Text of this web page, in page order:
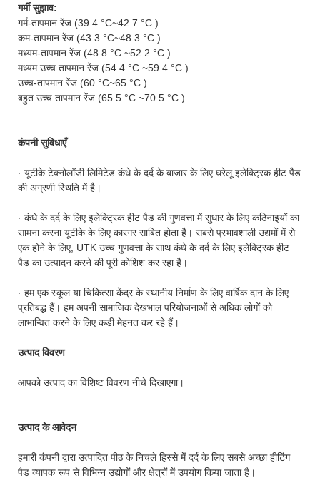
गर्मी सुझाव:
गर्म-तापमान रेंज (39.4 °C~42.7 °C )
कम-तापमान रेंज (43.3 °C~48.3 °C )
मध्यम-तापमान रेंज (48.8 °C ~52.2 °C )
मध्यम उच्च तापमान रेंज (54.4 °C ~59.4 °C )
उच्च-तापमान रेंज (60 °C~65 °C )
बहुत उच्च तापमान रेंज (65.5 °C ~70.5 °C )
कंपनी सुविधाएँ
· यूटीके टेक्नोलॉजी लिमिटेड कंधे के दर्द के बाजार के लिए घरेलू इलेक्ट्रिक हीट पैड
की अग्रणी स्थिति में है।
· कंधे के दर्द के लिए इलेक्ट्रिक हीट पैड की गुणवत्ता में सुधार के लिए कठिनाइयों का
सामना करना यूटीके के लिए कारगर साबित होता है। सबसे प्रभावशाली उद्यमों में से
एक होने के लिए, UTK उच्च गुणवत्ता के साथ कंधे के दर्द के लिए इलेक्ट्रिक हीट
पैड का उत्पादन करने की पूरी कोशिश कर रहा है।
· हम एक स्कूल या चिकित्सा केंद्र के स्थानीय निर्माण के लिए वार्षिक दान के लिए
प्रतिबद्ध हैं। हम अपनी सामाजिक देखभाल परियोजनाओं से अधिक लोगों को
लाभान्वित करने के लिए कड़ी मेहनत कर रहे हैं।
उत्पाद विवरण
आपको उत्पाद का विशिष्ट विवरण नीचे दिखाएगा।
उत्पाद के आवेदन
हमारी कंपनी द्वारा उत्पादित पीठ के निचले हिस्से में दर्द के लिए सबसे अच्छा हीटिंग
पैड व्यापक रूप से विभिन्न उद्योगों और क्षेत्रों में उपयोग किया जाता है।